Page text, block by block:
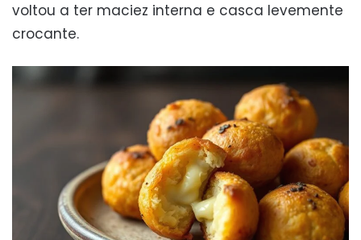
voltou a ter maciez interna e casca levemente
crocante.